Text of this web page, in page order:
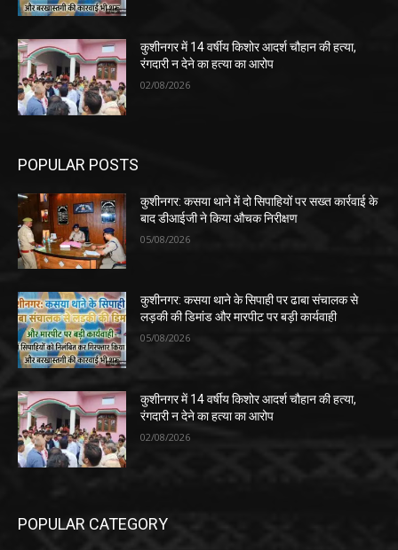
कुशीनगर में 14 वर्षीय किशोर आदर्श चौहान की हत्या,
रंगदारी न देने का हत्या का आरोप
02/08/2026
POPULAR POSTS
कुशीनगर: कसया थाने में दो सिपाहियों पर सख्त कार्रवाई के
बाद डीआईजी ने किया औचक निरीक्षण
05/08/2026
कुशीनगर: कसया थाने के सिपाही पर ढाबा संचालक से
लड़की की डिमांड और मारपीट पर बड़ी कार्यवाही
05/08/2026
कुशीनगर में 14 वर्षीय किशोर आदर्श चौहान की हत्या,
रंगदारी न देने का हत्या का आरोप
02/08/2026
POPULAR CATEGORY